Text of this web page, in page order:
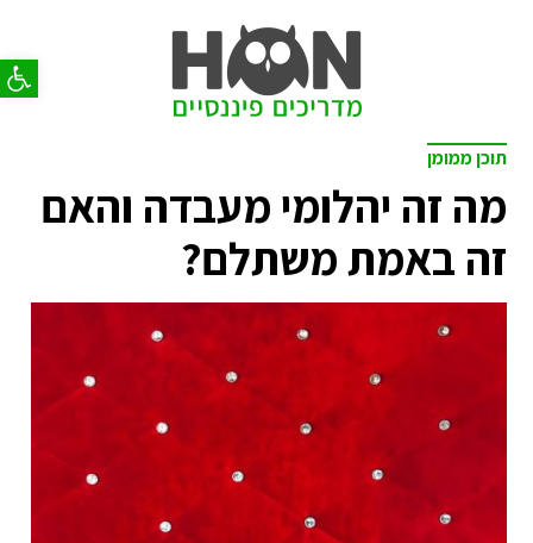
פתח
תוכן ממומן
מה זה יהלומי מעבדה והאם
זה באמת משתלם?